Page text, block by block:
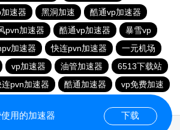
速器 黑洞加速
酷通vp加速器
pvn加速器 酷通vp加速器
暴雪vp
加速器 快连pvn加速器
一元机场
vp加速器 油管加速器
6513下载站
连pvn加速器 酷通加速器
vp免费加速
用的加速器 下载